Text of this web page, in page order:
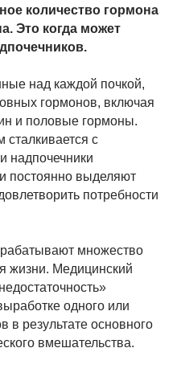
количество гормона
Это когда может
над каждой почкой,
гормонов, включая
и половые гормоны.
сталкивается с
надпочечники
постоянно выделяют
потребности
множество
жизни. Медицинский
одного или
в результате основного
вмешательства.